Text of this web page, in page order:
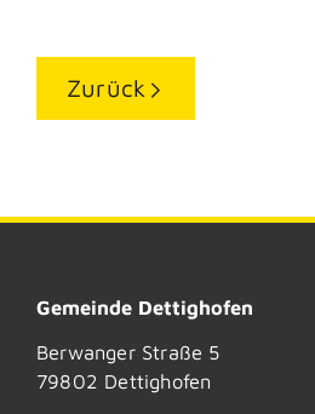
Zurück
Gemeinde Dettighofen
Berwanger Straße 5
79802 Dettighofen